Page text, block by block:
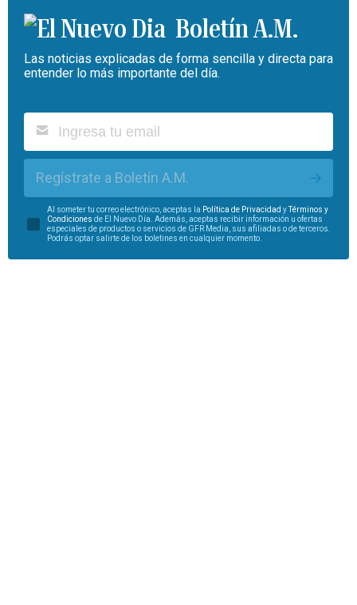
Boletín A.M.
Las noticias explicadas de forma sencilla y directa para
entender lo más importante del día.
Regístrate a Boletín A.M.
Al someter tu correo electrónico, aceptas la Política de Privacidad y
Términos y
Condiciones de El Nuevo Día. Además, aceptas recibir información u ofertas
especiales de productos o servicios de GFR Media, sus afiliadas o de terceros.
Podrás optar salirte de los boletines en cualquier momento.